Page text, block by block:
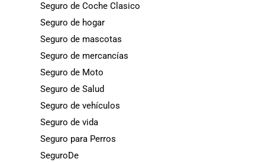
Seguro de Coche Clasico
Seguro de hogar
Seguro de mascotas
Seguro de mercancías
Seguro de Moto
Seguro de Salud
Seguro de vehículos
Seguro de vida
Seguro para Perros
SeguroDe